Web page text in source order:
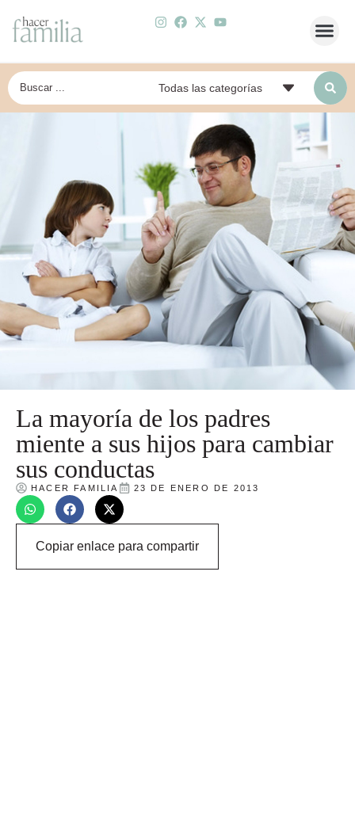
La mayoría de los padres
miente a sus hijos para cambiar
sus conductas
HACER FAMILIA 23 DE ENERO DE 2013
Copiar enlace para compartir